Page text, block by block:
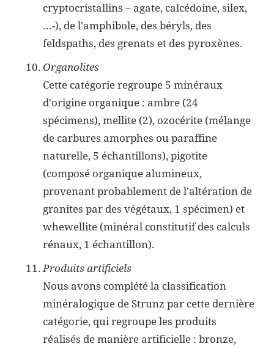
cryptocristallins – agate, calcédoine, silex,
…-), de l'amphibole, des béryls, des
feldspaths, des grenats et des pyroxènes.
Organolites
Cette catégorie regroupe 5 minéraux
d'origine organique : ambre (24
spécimens), mellite (2), ozocérite (mélange
de carbures amorphes ou paraffine
naturelle, 5 échantillons), pigotite
(composé organique alumineux,
provenant probablement de l'altération de
granites par des végétaux, 1 spécimen) et
whewellite (minéral constitutif des calculs
rénaux, 1 échantillon).
Produits artificiels
Nous avons complété la classification
minéralogique de Strunz par cette dernière
catégorie, qui regroupe les produits
réalisés de manière artificielle : bronze,